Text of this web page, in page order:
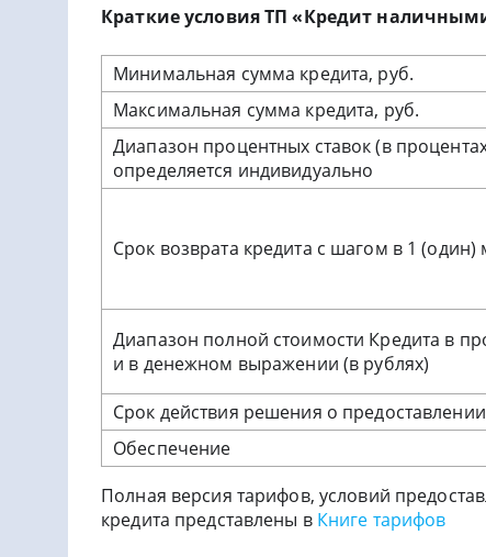
Краткие условия ТП «Кредит
Минимальная сумма кредита, руб.
Максимальная сумма кредита, руб.
Диапазон процентных ставок (в
определяется индивидуально
Срок возврата кредита с шагом в 1 (один)
Диапазон полной стоимости Кредита в
и в денежном выражении (в рублях)
Срок действия решения о
Обеспечение
Полная версия тарифов, условий
кредита представлены в Книге тарифов